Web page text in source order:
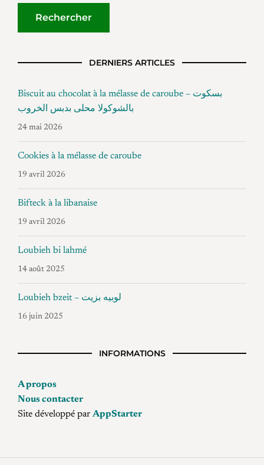
DERNIERS ARTICLES
Biscuit au chocolat à la mélasse de caroube – بسكوت
بالشوكولا محلى بدبس الخروب
24 mai 2026
Cookies à la mélasse de caroube
19 avril 2026
Bifteck à la libanaise
19 avril 2026
Loubieh bi lahmé
14 août 2025
Loubieh bzeit – لوبيه بزيت
16 juin 2025
INFORMATIONS
A propos
Nous contacter
Site développé par AppStarter